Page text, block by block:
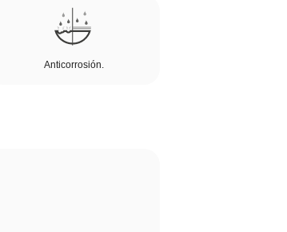
Anticorrosión.